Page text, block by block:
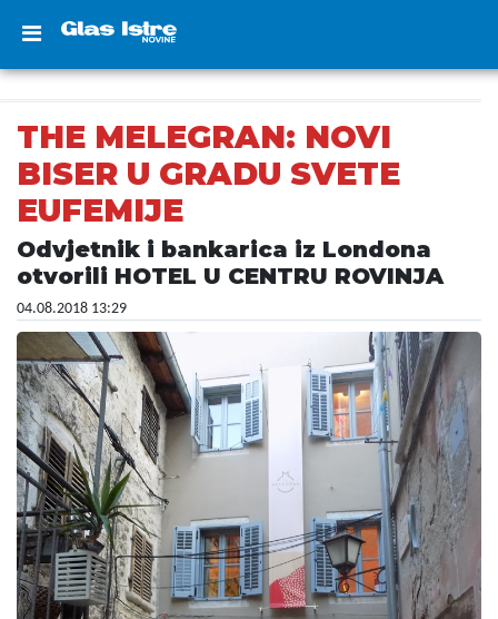
THE MELEGRAN: NOVI
BISER U GRADU SVETE
EUFEMIJE
Odvjetnik i bankarica iz Londona
otvorili HOTEL U CENTRU ROVINJA
04.08.2018 13:29